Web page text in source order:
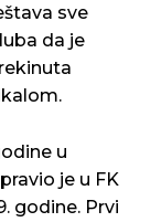
sve
da je
u
je u FK
godine. Prvi